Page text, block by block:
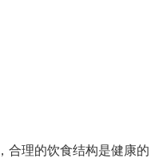
合理的饮食结构是健康的